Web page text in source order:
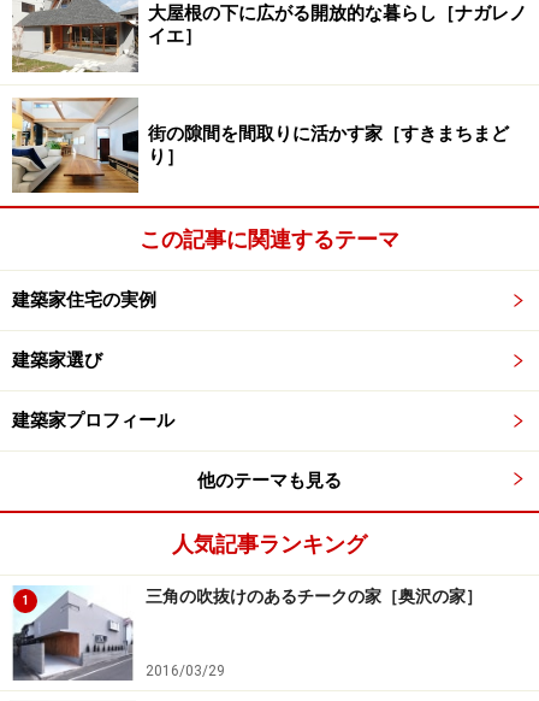
大屋根の下に広がる開放的な暮らし［ナガレノ
イエ］
街の隙間を間取りに活かす家［すきまちまど
り］
この記事に関連するテーマ
建築家住宅の実例
建築家選び
建築家プロフィール
他のテーマも見る
人気記事ランキング
1 三角の吹抜けのあるチークの家［奥沢の家］
2016/03/29